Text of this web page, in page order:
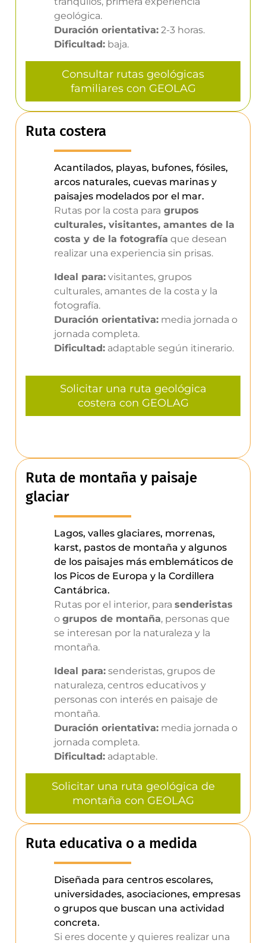
geológica.
Duración orientativa: 2-3 horas.
Dificultad: baja.
Consultar rutas geológicas
familiares con GEOLAG
Ruta costera
Acantilados, playas, bufones, fósiles,
arcos naturales, cuevas marinas y
paisajes modelados por el mar.
Rutas por la costa para grupos
culturales, visitantes, amantes de la
costa y de la fotografía que desean
realizar una experiencia sin prisas.
Ideal para: visitantes, grupos
culturales, amantes de la costa y la
fotografía.
Duración orientativa: media jornada o
jornada completa.
Dificultad: adaptable según itinerario.
Solicitar una ruta geológica
costera con GEOLAG
Ruta de montaña y paisaje
glaciar
Lagos, valles glaciares, morrenas,
karst, pastos de montaña y algunos
de los paisajes más emblemáticos de
los Picos de Europa y la Cordillera
Cantábrica.
Rutas por el interior, para senderistas
o grupos de montaña, personas que
se interesan por la naturaleza y la
montaña.
Ideal para: senderistas, grupos de
naturaleza, centros educativos y
personas con interés en paisaje de
montaña.
Duración orientativa: media jornada o
jornada completa.
Dificultad: adaptable.
Solicitar una ruta geológica de
montaña con GEOLAG
Ruta educativa o a medida
Diseñada para centros escolares,
universidades, asociaciones, empresas
o grupos que buscan una actividad
concreta.
Si eres docente y quieres realizar una